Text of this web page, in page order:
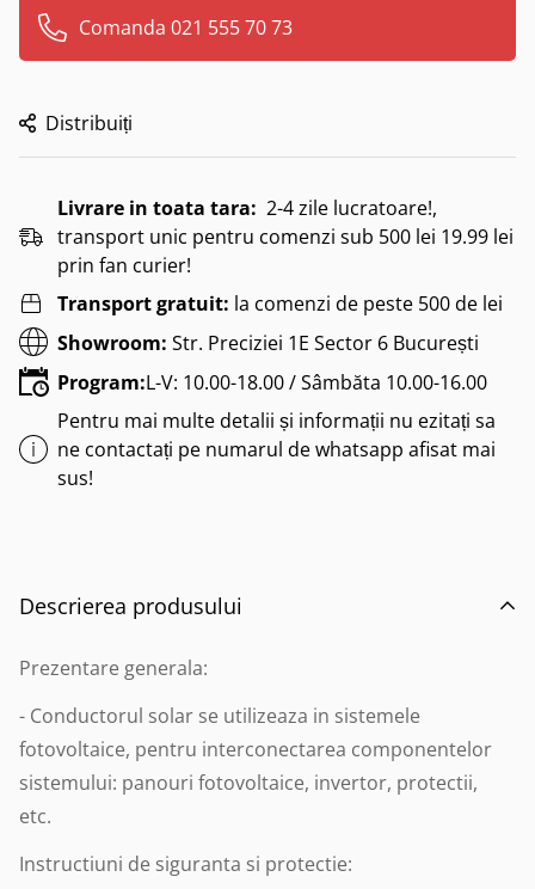
Comanda 021 555 70 73
Distribuiți
Livrare in toata tara: 2-4 zile lucratoare!,
transport unic pentru comenzi sub 500 lei 19.99 lei
prin fan curier!
Transport gratuit: la comenzi de peste 500 de lei
Showroom: Str. Preciziei 1E Sector 6 București
Program:L-V: 10.00-18.00 / Sâmbăta 10.00-16.00
Pentru mai multe detalii și informații nu ezitați sa
ne contactați pe numarul de whatsapp afisat mai
sus!
Descrierea produsului
Prezentare generala:
- Conductorul solar se utilizeaza in sistemele
fotovoltaice, pentru interconectarea componentelor
sistemului: panouri fotovoltaice, invertor, protectii,
etc.
Instructiuni de siguranta si protectie: